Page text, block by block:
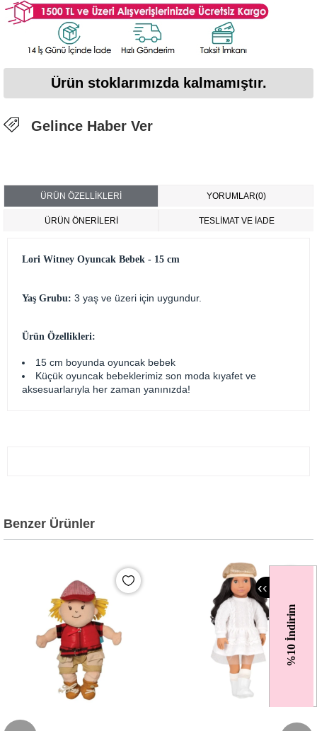
%10 İndirim
‹‹
Ürün stoklarımızda kalmamıştır.
Gelince Haber Ver
ÜRÜN ÖZELLIKLERI YORUMLAR(0)
ÜRÜN ÖNERILERI TESLİMAT VE İADE
Lori Witney Oyuncak Bebek - 15 cm
Yaş Grubu: 3 yaş ve üzeri için uygundur.
Ürün Özellikleri:
15 cm boyunda oyuncak bebek
Küçük oyuncak bebeklerimiz son moda kıyafet ve
aksesuarlarıyla her zaman yanınızda!
Benzer Ürünler